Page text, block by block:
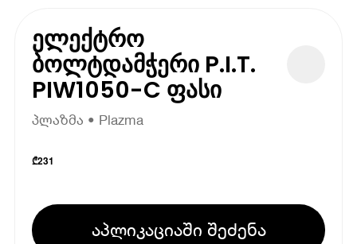
ელექტრო
ბოლტდამჭერი P.I.T.
PIW1050-C ფასი
პლაზმა • Plazma
₾231
აპლიკაციაში შეძენა